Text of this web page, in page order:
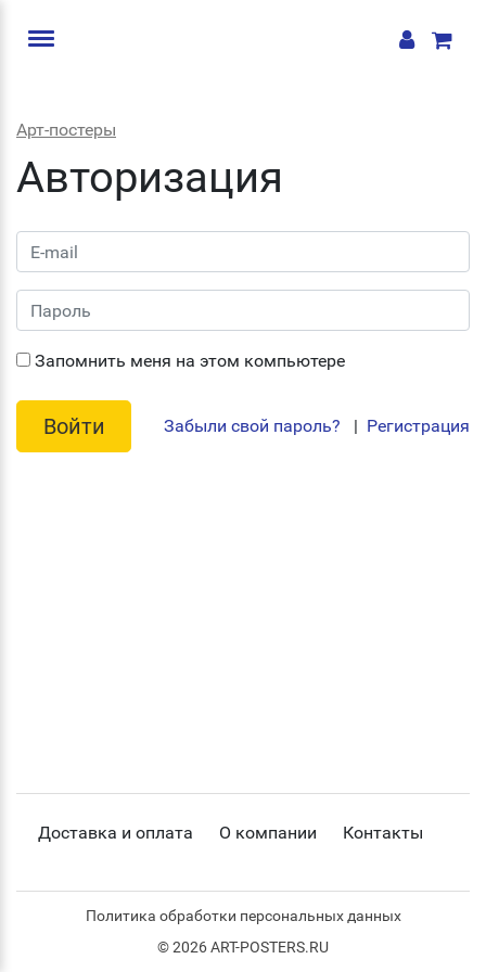
Арт-постеры
Авторизация
Запомнить меня на этом компьютере
Забыли свой пароль? | Регистрация
Доставка и оплата О компании Контакты
Политика обработки персональных данных
© 2026 ART-POSTERS.RU